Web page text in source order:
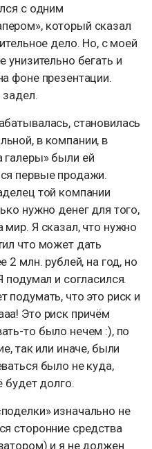
с одним
который сказал
дело. Но, с моей
унизительно бегать и
фоне презентации.
задел.
становилась
в компании, в
были ей
первые продажи.
той компании
нужно денег для того,
мир. Я сказал, что нужно
что может дать
2 млн. рублей, на год, но
и согласился.
что это риск и
Это риск причём
то было нечем :), по
так или иначе, были
было не куда,
будет долго.
изначально не
сторонние средства
и я не должен